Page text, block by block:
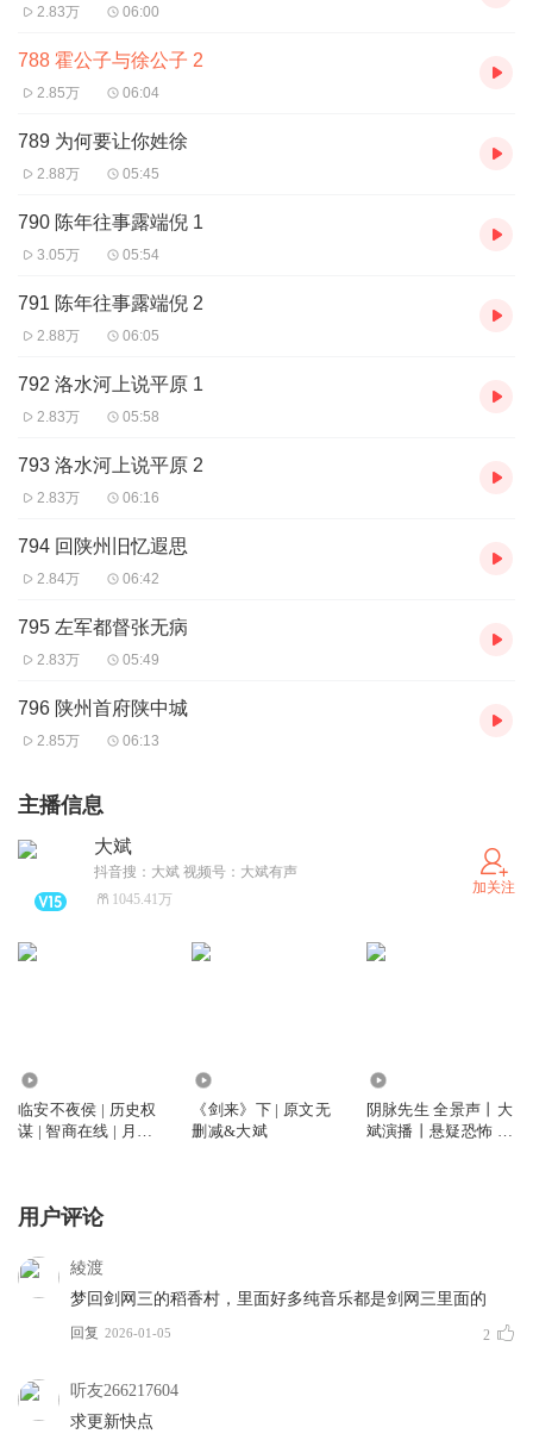
2.83万 06:00
788 霍公子与徐公子 2
2.85万 06:04
789 为何要让你姓徐
2.88万 05:45
790 陈年往事露端倪 1
3.05万 05:54
791 陈年往事露端倪 2
2.88万 06:05
792 洛水河上说平原 1
2.83万 05:58
793 洛水河上说平原 2
2.83万 06:16
794 回陕州旧忆遐思
2.84万 06:42
795 左军都督张无病
2.83万 05:49
796 陕州首府陕中城
2.85万 06:13
主播信息
大斌
抖音搜：大斌 视频号：大斌有声
1045.41万
加关注
临安不夜侯 | 历史权
谋 | 智商在线 | 月关
《剑来》下 | 原文无
删减&大斌
阴脉先生 全景声丨大
斌演播丨悬疑恐怖 |
用户评论
綾渡
梦回剑网三的稻香村，里面好多纯音乐都是剑网三里面的
回复 2026-01-05 2
听友266217604
求更新快点